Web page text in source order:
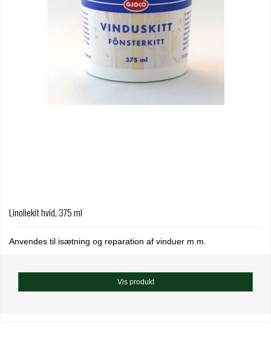
Linoliekit hvid, 375 ml
Anvendes til isætning og reparation af vinduer m.m.
Vis produkt